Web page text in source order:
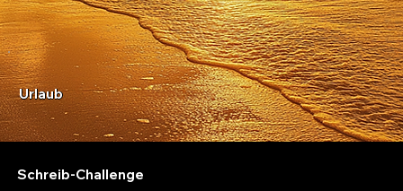
Urlaub
Schreib-Challenge